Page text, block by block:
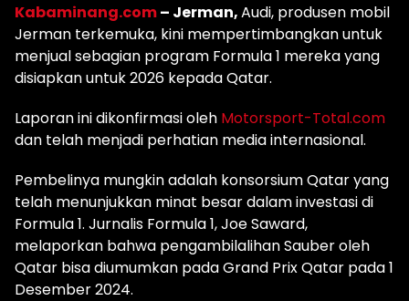
Kabaminang.com– Jerman,Audi, produsen mobil
Jerman terkemuka, kini mempertimbangkan untuk
menjual sebagian program Formula 1 mereka yang
disiapkan untuk 2026 kepada Qatar.
Laporan ini dikonfirmasi oleh Motorsport-Total.com
dan telah menjadi perhatian media internasional.
Pembelinya mungkin adalah konsorsium Qatar yang
telah menunjukkan minat besar dalam investasi di
Formula 1. Jurnalis Formula 1, Joe Saward,
melaporkan bahwa pengambilalihan Sauber oleh
Qatar bisa diumumkan pada Grand Prix Qatar pada 1
Desember 2024.